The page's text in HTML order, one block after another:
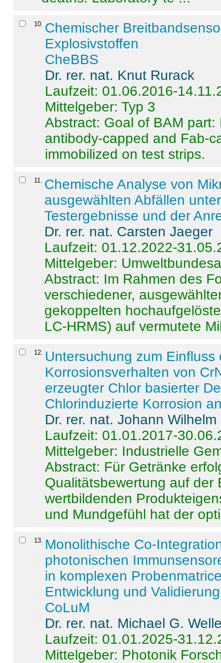
10 Chemischer
Explosivstoffen
CheBBS
Dr. rer. nat. Knut Rurack
Laufzeit: 01.06.2016-
Mittelgeber: Typ 3
Abstract: Goal of BAM
antibody-capped and Fab-
immobilized on test strips.
11
Chemische Analyse von
ausgewählten Abfällen
Testergebnisse und der
Dr. rer. nat. Carsten Jaeger
Laufzeit: 01.12.2022-
Mittelgeber:
Abstract: Im Rahmen des
verschiedener,
gekoppelten
LC-HRMS) auf vermutete
12
Untersuchung zum
Korrosionsverhalten von
erzeugter Chlor basierter
Chlorinduzierte Korrosion
Dr. rer. nat. Johann
Laufzeit: 01.01.2017-
Mittelgeber: Industrielle
Abstract: Für Getränke
Qualitätsbewertung auf der
wertbildenden
und Mundgefühl hat der
13
Monolithische Co-
photonischen
in komplexen
Entwicklung und
CoLuM
Dr. rer. nat. Michael G.
Laufzeit: 01.01.2025-
Mittelgeber: Photonik